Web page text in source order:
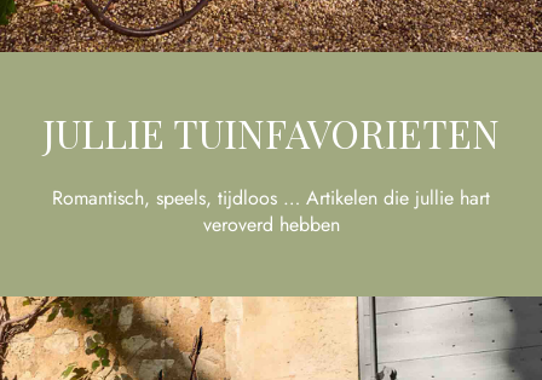
JULLIE TUINFAVORIETEN
Romantisch, speels, tijdloos … Artikelen die jullie hart
veroverd hebben